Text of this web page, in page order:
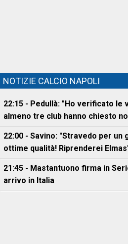
NOTIZIE CALCIO NAPOLI
22:15 - Pedullà: "Ho verificato le
almeno tre club hanno chiesto
22:00 - Savino: "Stravedo per un
ottime qualità! Riprenderei
21:45 - Mastantuono firma in
arrivo in Italia